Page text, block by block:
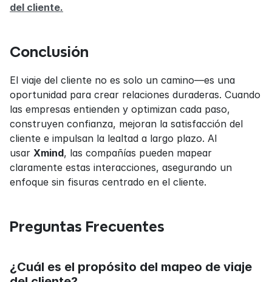
del cliente.
Conclusión
El viaje del cliente no es solo un camino—es una
oportunidad para crear relaciones duraderas. Cuando
las empresas entienden y optimizan cada paso,
construyen confianza, mejoran la satisfacción del
cliente e impulsan la lealtad a largo plazo. Al
usar Xmind, las compañías pueden mapear
claramente estas interacciones, asegurando un
enfoque sin fisuras centrado en el cliente.
Preguntas Frecuentes
¿Cuál es el propósito del mapeo de viaje